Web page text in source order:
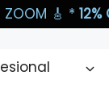
ZOOM 🎸​ * 12%